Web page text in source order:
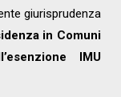
giurisprudenza
in Comuni
IMU